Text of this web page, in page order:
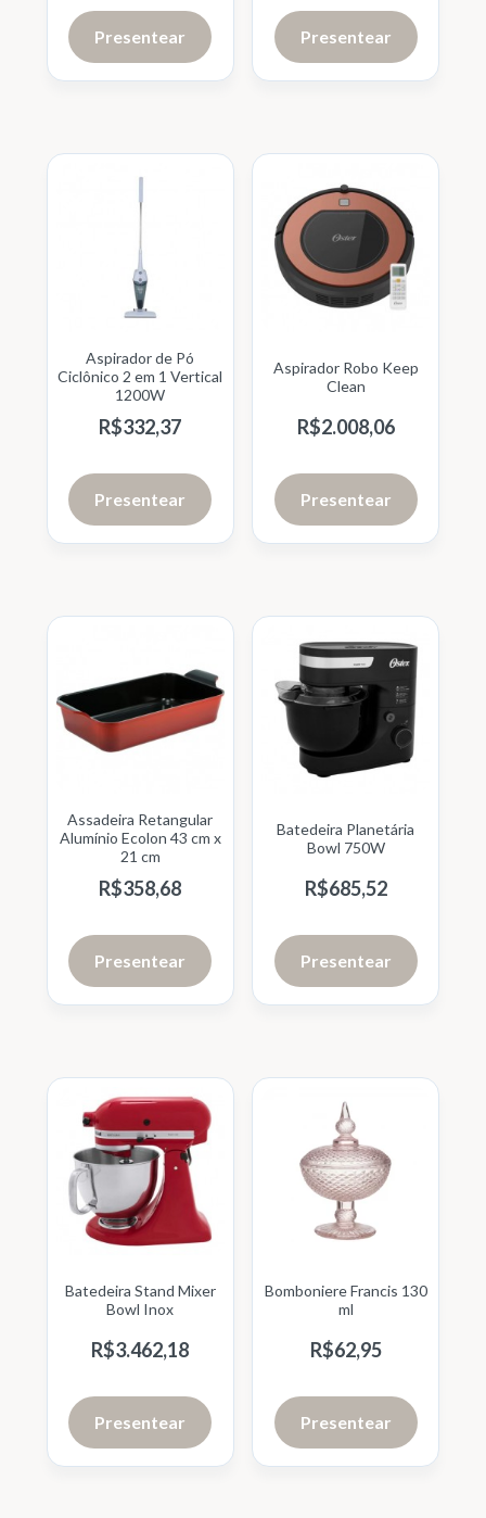
Presentear Presentear
Aspirador de Pó
Ciclônico 2 em 1 Vertical
1200W
R$332,37
Presentear
Aspirador Robo Keep
Clean
R$2.008,06
Presentear
Assadeira Retangular
Alumínio Ecolon 43 cm x
21 cm
R$358,68
Presentear
Batedeira Planetária
Bowl 750W
R$685,52
Presentear
Batedeira Stand Mixer
Bowl Inox
R$3.462,18
Presentear
Bomboniere Francis 130
ml
R$62,95
Presentear